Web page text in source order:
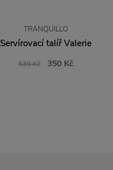
TRANQUILLO
Servírovací talíř Valerie
539 Kč 350 Kč